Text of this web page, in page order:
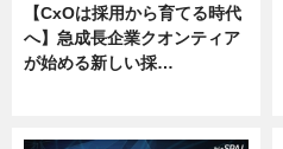
【CxOは採用から育てる時代
へ】急成長企業クオンティア
が始める新しい採…